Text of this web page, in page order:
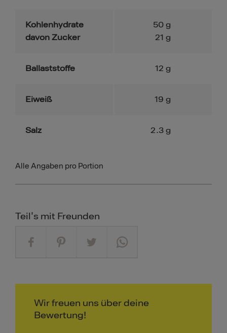
Kohlenhydrate
davon Zucker
50 g
21 g
Ballaststoffe 12 g
Eiweiß 19 g
Salz 2.3 g
Alle Angaben pro Portion
Teil's mit Freunden
Wir freuen uns über deine
Bewertung!